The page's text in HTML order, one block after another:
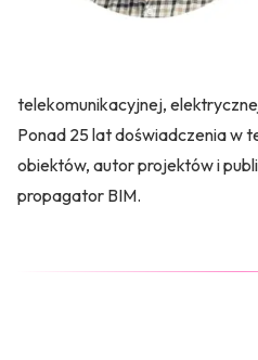
telekomunikacyjnej,
Ponad 25 lat doświadczenia w
obiektów, autor projektów i
propagator BIM.